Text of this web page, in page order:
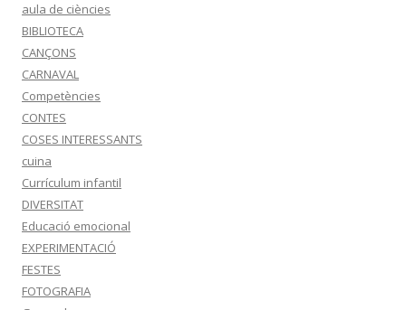
aula de ciències
BIBLIOTECA
CANÇONS
CARNAVAL
Competències
CONTES
COSES INTERESSANTS
cuina
Currículum infantil
DIVERSITAT
Educació emocional
EXPERIMENTACIÓ
FESTES
FOTOGRAFIA